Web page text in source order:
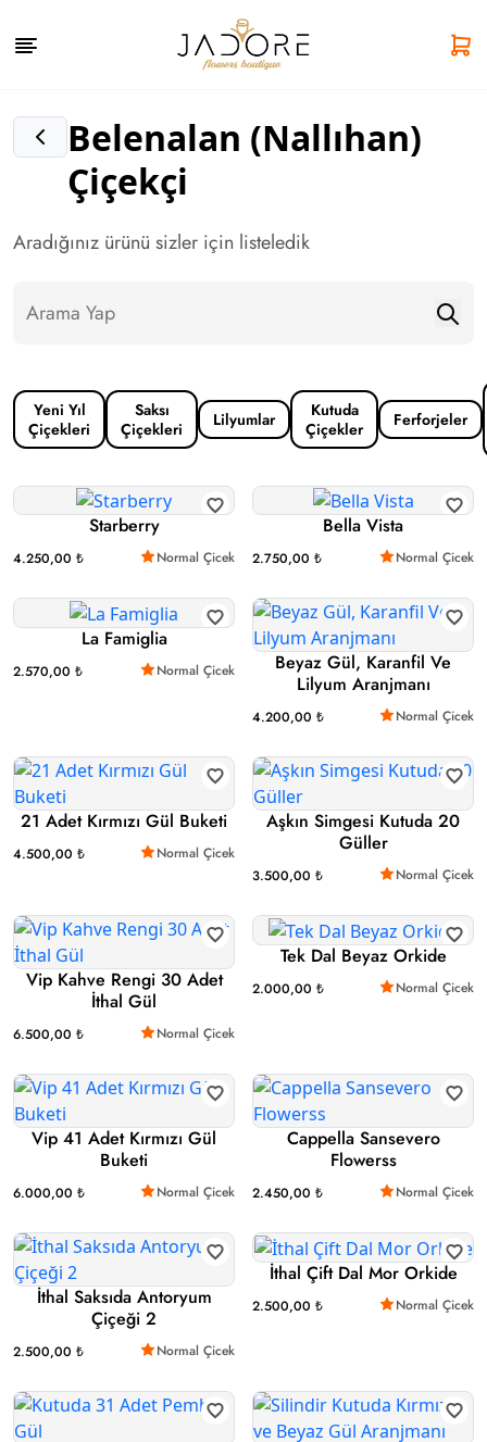
Belenalan (Nallıhan)
Çiçekçi
Aradığınız ürünü sizler için listeledik
Yeni Yıl
Çiçekleri
Saksı
Çiçekleri
Lilyumlar
Kutuda
Çiçekler
Ferforjeler
Starberry
4.250,00 ₺ Normal Çicek
Bella Vista
2.750,00 ₺ Normal Çicek
La Famiglia
2.570,00 ₺ Normal Çicek
Beyaz Gül, Karanfil Ve
Lilyum Aranjmanı
4.200,00 ₺ Normal Çicek
21 Adet Kırmızı Gül Buketi
4.500,00 ₺ Normal Çicek
Aşkın Simgesi Kutuda 20
Güller
3.500,00 ₺ Normal Çicek
Vip Kahve Rengi 30 Adet
İthal Gül
6.500,00 ₺ Normal Çicek
Tek Dal Beyaz Orkide
2.000,00 ₺ Normal Çicek
Vip 41 Adet Kırmızı Gül
Buketi
6.000,00 ₺ Normal Çicek
Cappella Sansevero
Flowerss
2.450,00 ₺ Normal Çicek
İthal Saksıda Antoryum
Çiçeği 2
2.500,00 ₺ Normal Çicek
İthal Çift Dal Mor Orkide
2.500,00 ₺ Normal Çicek